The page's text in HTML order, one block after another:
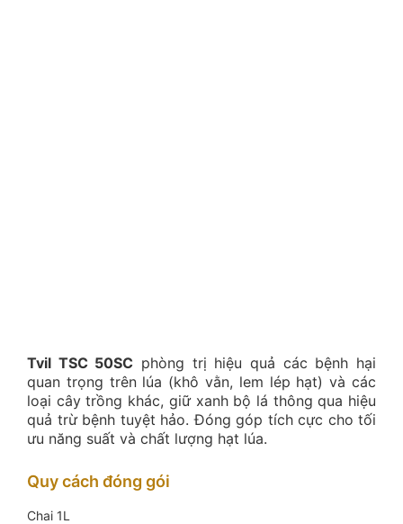
Tvil TSC 50SC phòng trị hiệu quả các bệnh hại
quan trọng trên lúa (khô vằn, lem lép hạt) và các
loại cây trồng khác, giữ xanh bộ lá thông qua hiệu
quả trừ bệnh tuyệt hảo. Đóng góp tích cực cho tối
ưu năng suất và chất lượng hạt lúa.
Quy cách đóng gói
Chai 1L